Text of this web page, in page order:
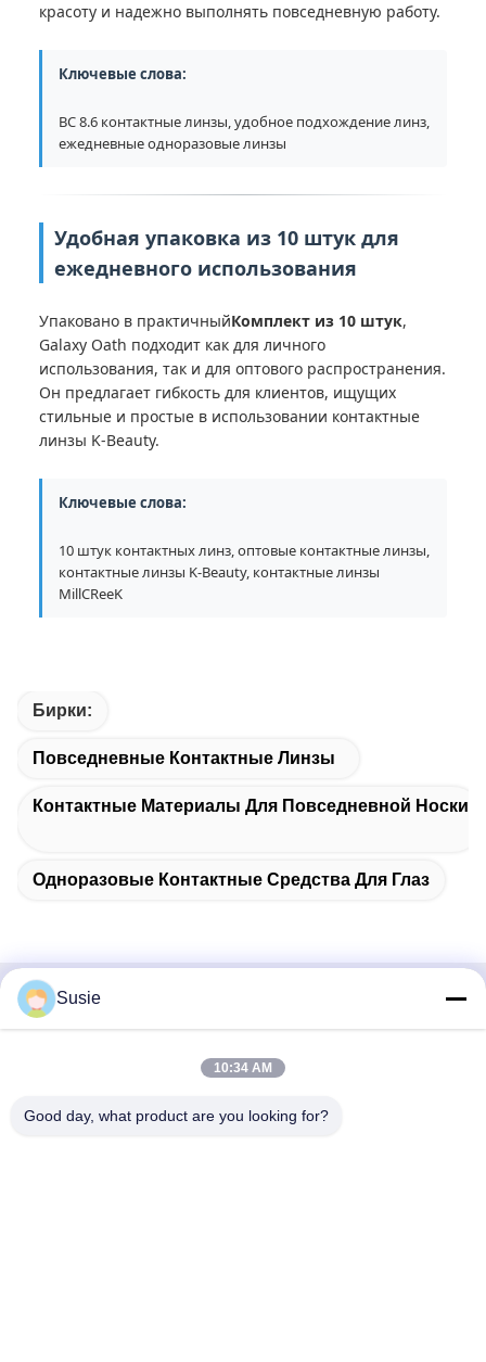
красоту и надежно выполнять повседневную работу.
Ключевые слова:
BC 8.6 контактные линзы, удобное подхождение линз,
ежедневные одноразовые линзы
Удобная упаковка из 10 штук для
ежедневного использования
Упаковано в практичныйКомплект из 10 штук,
Galaxy Oath подходит как для личного
использования, так и для оптового распространения.
Он предлагает гибкость для клиентов, ищущих
стильные и простые в использовании контактные
линзы K-Beauty.
Ключевые слова:
10 штук контактных линз, оптовые контактные линзы,
контактные линзы K-Beauty, контактные линзы
MillCReeK
Бирки:
Повседневные Контактные Линзы
Контактные Материалы Для Повседневной Носки
Одноразовые Контактные Средства Для Глаз
Быстрый контакт
Первая улица Чжунъи, район Юхуа, Чанша, Хунань,
Susie
10:34 AM
Good day, what product are you looking for?